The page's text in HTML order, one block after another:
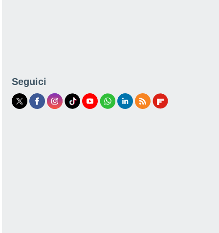
Seguici